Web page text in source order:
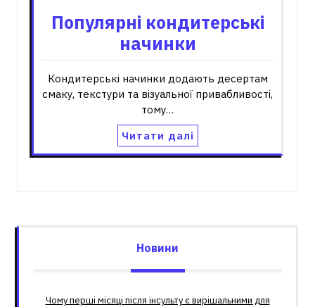
Популярні кондитерські
начинки
Кондитерські начинки додають десертам
смаку, текстури та візуальної привабливості,
тому…
Читати далі
Новини
Чому перші місяці після інсульту є вирішальними для